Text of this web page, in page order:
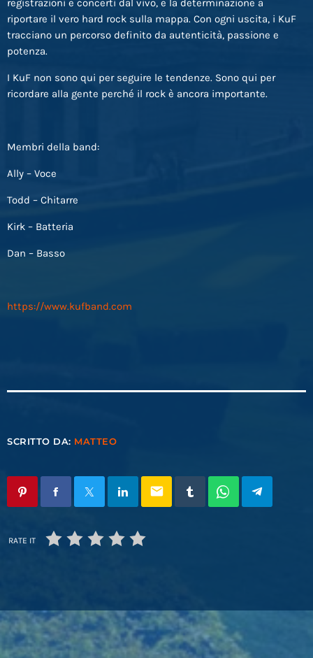
registrazioni e concerti dal vivo, e la determinazione a
riportare il vero hard rock sulla mappa. Con ogni uscita, i KuF
tracciano un percorso definito da autenticità, passione e
potenza.
I KuF non sono qui per seguire le tendenze. Sono qui per
ricordare alla gente perché il rock è ancora importante.
Membri della band:
Ally – Voce
Todd – Chitarre
Kirk – Batteria
Dan – Basso
https://www.kufband.com
SCRITTO DA: MATTEO
email
RATE IT